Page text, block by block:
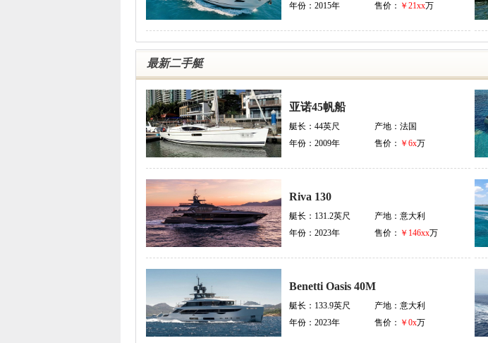
年份： 2015年 售价： ￥21xx万
最新二手艇
亚诺45帆船
艇长： 44英尺 产地： 法国
年份： 2009年 售价： ￥6x万
Riva 130
艇长： 131.2英尺 产地： 意大利
年份： 2023年 售价： ￥146xx万
Benetti Oasis 40M
艇长： 133.9英尺 产地： 意大利
年份： 2023年 售价： ￥0x万